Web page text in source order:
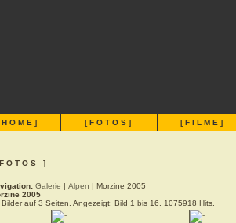
HOME ] [FOTOS ] [FILME ]
]
Galerie Alpen | Morzine 2005
2005
Bilder auf 3 Seiten. Angezeigt: Bild 1 bis 16. 1075918 Hits.